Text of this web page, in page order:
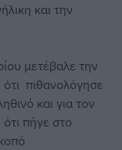
και την
μετέβαλε την
πιθανολόγησε
και για τον
πήγε στο